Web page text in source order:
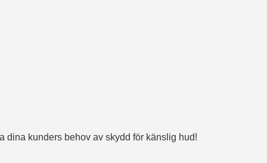
dina kunders behov av skydd för känslig hud!